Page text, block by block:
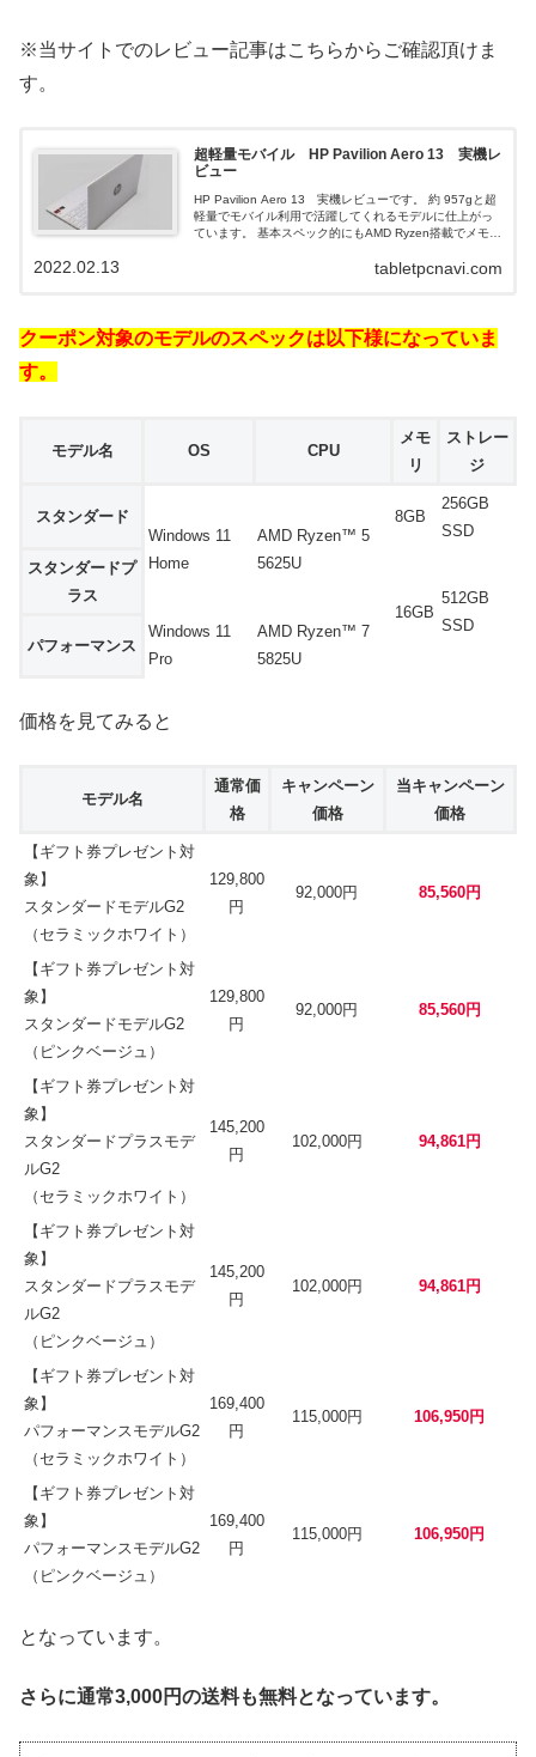
※当サイトでのレビュー記事はこちらからご確認頂けま
す。
超軽量モバイル HP Pavilion Aero 13 実機レ
ビュー
HP Pavilion Aero 13 実機レビューです。 約 957gと超
軽量でモバイル利用で活躍してくれるモデルに仕上がっ
ています。 基本スペック的にもAMD Ryzen搭載でメモリ
す。 液晶も綺麗なので色を大事にされる方にもお勧めで
tabletpcnavi.com
2022.02.13
クーポン対象のモデルのスペックは以下様になっていま
す。
モデル名 OS CPU
メモ
リ
ストレー
ジ
スタンダード
Windows 11
Home
AMD Ryzen™ 5
5625U
8GB
256GB
SSD
スタンダードプ
ラス
16GB
512GB
SSD
パフォーマンス
Windows 11
Pro
AMD Ryzen™ 7
5825U
価格を見てみると
モデル名
通常価
格
キャンペーン
価格
当キャンペーン
価格
【ギフト券プレゼント対
象】
スタンダードモデルG2
（セラミックホワイト）
129,800
円
92,000円 85,560円
【ギフト券プレゼント対
象】
スタンダードモデルG2
（ピンクベージュ）
129,800
円
92,000円 85,560円
【ギフト券プレゼント対
象】
スタンダードプラスモデ
ルG2
（セラミックホワイト）
145,200
円
102,000円 94,861円
【ギフト券プレゼント対
象】
スタンダードプラスモデ
ルG2
（ピンクベージュ）
145,200
円
102,000円 94,861円
【ギフト券プレゼント対
象】
パフォーマンスモデルG2
（セラミックホワイト）
169,400
円
115,000円 106,950円
【ギフト券プレゼント対
象】
パフォーマンスモデルG2
（ピンクベージュ）
169,400
円
115,000円 106,950円
となっています。
さらに通常3,000円の送料も無料となっています。